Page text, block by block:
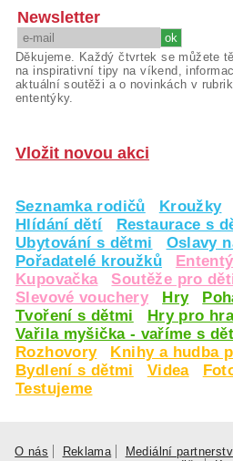
Newsletter
Děkujeme. Každý čtvrtek se můžete
na inspirativní tipy na víkend,
aktuální soutěži a o novinkách v
ententýky.
Vložit novou akci
Seznamka rodičů Kroužky
Hlídání dětí
Restaurace s
Ubytování s dětmi
Oslavy
Pořadatelé kroužků
Kupovačka
Soutěže pro
Slevové vouchery
Hry
Tvoření s dětmi
Hry pro
Vařila myšička - vaříme s
Rozhovory
Knihy a hudba
Bydlení s dětmi
Videa
Testujeme
O nás Reklama Mediální